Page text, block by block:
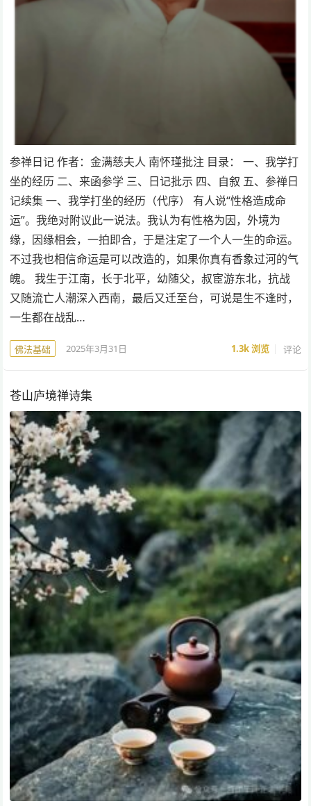
参禅日记 作者：金满慈夫人 南怀瑾批注 目录： 一、我学打
坐的经历 二、来函参学 三、日记批示 四、自叙 五、参禅日
记续集 一、我学打坐的经历（代序） 有人说“性格造成命
运”。我绝对附议此一说法。我认为有性格为因，外境为
缘，因缘相会，一拍即合，于是注定了一个人一生的命运。
不过我也相信命运是可以改造的，如果你真有香象过河的气
魄。 我生于江南，长于北平，幼随父，叔宦游东北，抗战
又随流亡人潮深入西南，最后又迁至台，可说是生不逢时，
一生都在战乱…
佛法基础 2025年3月31日 1.3k浏览 评论
苍山庐境禅诗集